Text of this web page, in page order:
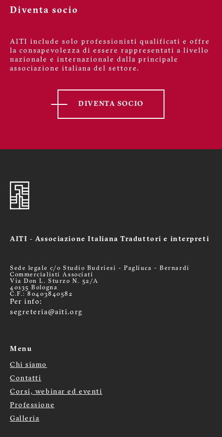
Diventa socio
AITI include solo professionisti qualificati e offre
la consapevolezza di essere rappresentati a livello
nazionale e internazionale dalla principale
associazione italiana del settore.
DIVENTA SOCIO
AITI - Associazione Italiana Traduttori e interpreti
Sede legale c/o Studio Budriesi - Pagliuca - Bernardi
Commercialisti Associati
Via Don L. Sturzo N. 52/A
40135 Bologna
C.F.: 80403840582
Per info:
segreteria@aiti.org
Menu
Menù
footer
Chi siamo
Contatti
Corsi, webinar ed eventi
Professione
Galleria